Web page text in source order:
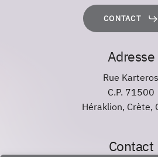
CONTACT
Adresse
Rue Karteros
C.P. 71500
Héraklion, Crète,
Contact